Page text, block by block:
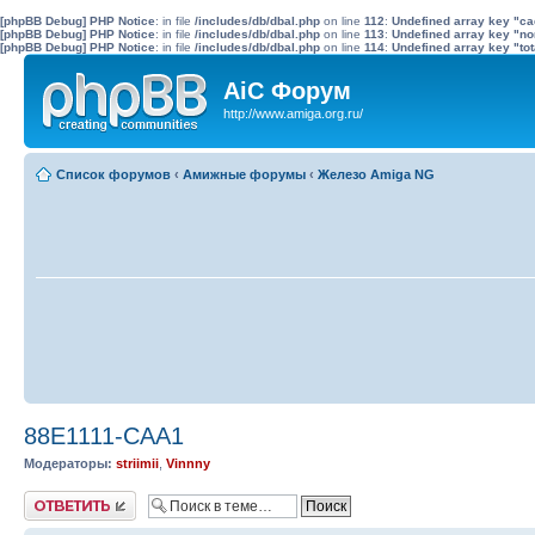
[phpBB Debug] PHP Notice: in file /includes/db/dbal.php on line 112: Undefined array key
[phpBB Debug] PHP Notice: in file /includes/db/dbal.php on line 113: Undefined array key
[phpBB Debug] PHP Notice: in file /includes/db/dbal.php on line 114: Undefined array key
AiC Форум
http://www.amiga.org.ru/
Список форумов ‹ Амижные форумы ‹ Железо Amiga NG
88E1111-CAA1
Модераторы: striimii Vinnny
Ответить